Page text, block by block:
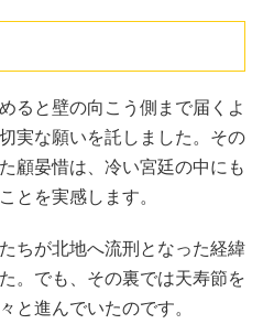
ると壁の向こう側まで届くよ
実な願いを託しました。その
顧晏惜は、冷い宮廷の中にも
とを実感します。
ちが北地へ流刑となった経緯
。でも、その裏では天寿節を
と進んでいたのです。